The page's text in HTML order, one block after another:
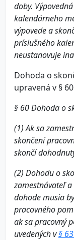
doby.
kalendárneho
výpovede a
príslušného
neustanovuje
Dohoda o
upravená v §
§ 60 Dohoda o
(1) Ak sa
skončení
skončí
(2) Dohodu o
zamestnávateľ
dohode musia
pracovného
ak sa pracovný
uvedených v§